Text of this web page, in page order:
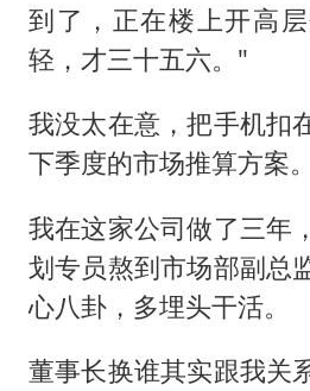
到了，正在楼上开高
轻，才三十五六。"
我没太在意，把手机扣
下季度的市场推算方案。
我在这家公司做了三年
划专员熬到市场部副总
心八卦，多埋头干活。
董事长换谁其实跟我关